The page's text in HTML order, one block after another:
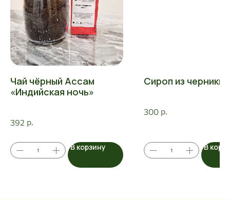
Чай чёрный Ассам
«Индийская ночь»
392 р.
В корзину
Сироп из черники
300 р.
В